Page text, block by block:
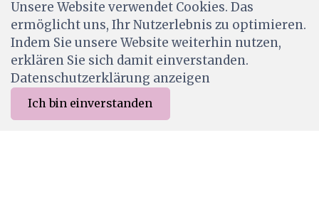
Merkliste Menu
Lavina Chalk Acrylic Paint Soft Cyan
CHF 7.50
Ab Lager
Unsere Website verwendet Cookies. Das
ermöglicht uns, Ihr Nutzerlebnis zu optimieren.
Indem Sie unsere Website weiterhin nutzen,
erklären Sie sich damit einverstanden.
Datenschutzerklärung anzeigen
Ich bin einverstanden